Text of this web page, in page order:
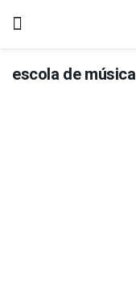
escola de música